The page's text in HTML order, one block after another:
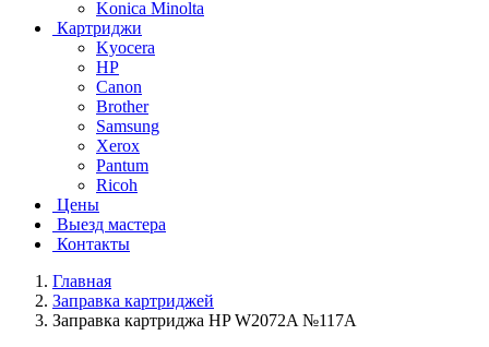
Konica Minolta
Картриджи
Kyocera
HP
Canon
Brother
Samsung
Xerox
Pantum
Ricoh
Цены
Выезд мастера
Контакты
Главная
Заправка картриджей
Заправка картриджа HP W2072A №117A